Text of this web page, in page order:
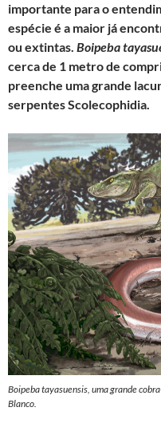
o
k
r
p
p
a
m
importante para o
espécie é a maior já
ou extintas. Boipeba
cerca de 1 metro de
preenche uma grande
serpentes Scolecophidia.
Boipeba tayasuensis, uma grande
Blanco.